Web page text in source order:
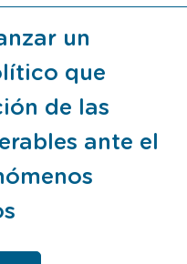
nueva
un
que
de las
ante el